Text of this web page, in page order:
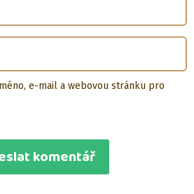
e-mail a webovou stránku pro